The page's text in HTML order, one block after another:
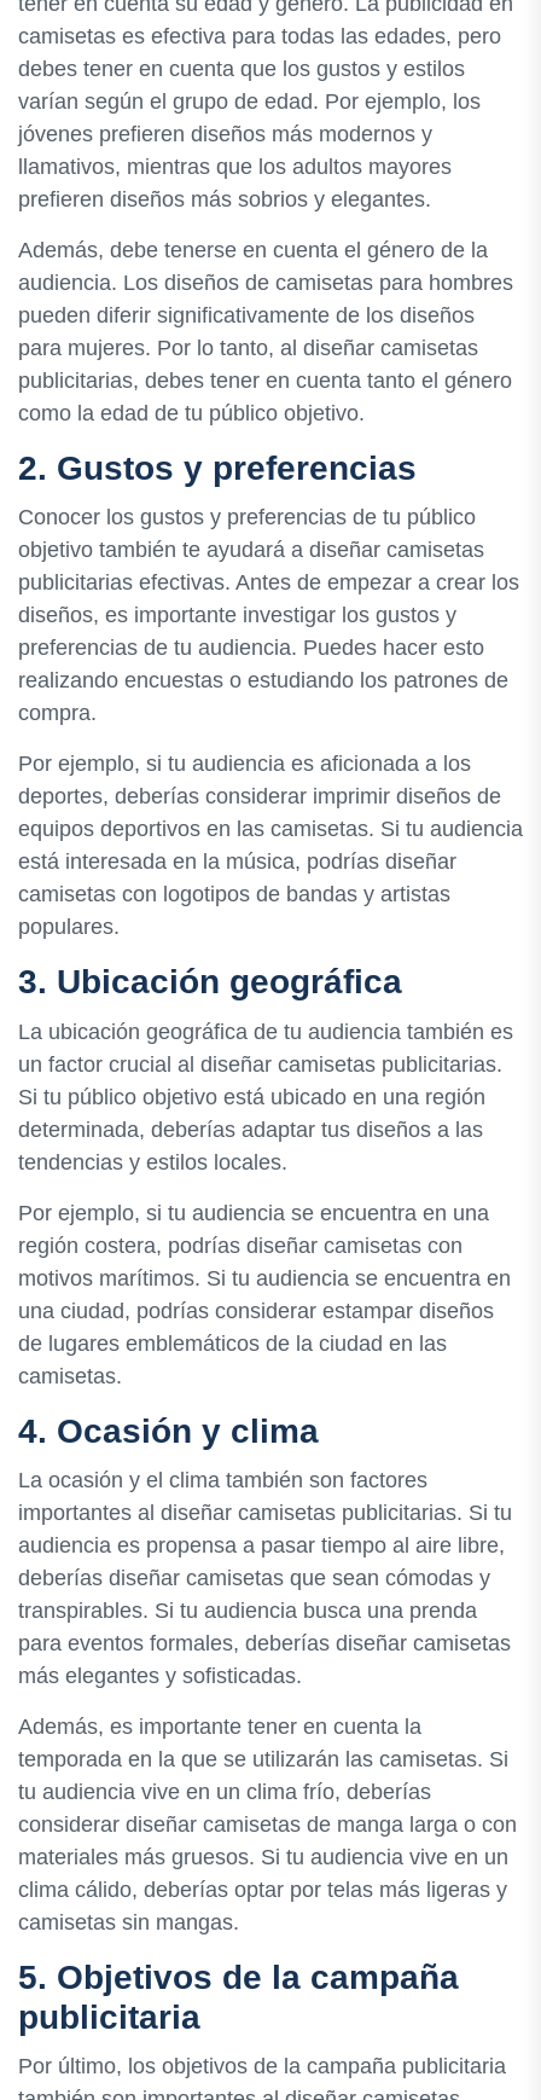
camisetas es efectiva para todas las edades, pero
debes tener en cuenta que los gustos y estilos
varían según el grupo de edad. Por ejemplo, los
jóvenes prefieren diseños más modernos y
llamativos, mientras que los adultos mayores
prefieren diseños más sobrios y elegantes.
Además, debe tenerse en cuenta el género de la
audiencia. Los diseños de camisetas para hombres
pueden diferir significativamente de los diseños
para mujeres. Por lo tanto, al diseñar camisetas
publicitarias, debes tener en cuenta tanto el género
como la edad de tu público objetivo.
2. Gustos y preferencias
Conocer los gustos y preferencias de tu público
objetivo también te ayudará a diseñar camisetas
publicitarias efectivas. Antes de empezar a crear los
diseños, es importante investigar los gustos y
preferencias de tu audiencia. Puedes hacer esto
realizando encuestas o estudiando los patrones de
compra.
Por ejemplo, si tu audiencia es aficionada a los
deportes, deberías considerar imprimir diseños de
equipos deportivos en las camisetas. Si tu audiencia
está interesada en la música, podrías diseñar
camisetas con logotipos de bandas y artistas
populares.
3. Ubicación geográfica
La ubicación geográfica de tu audiencia también es
un factor crucial al diseñar camisetas publicitarias.
Si tu público objetivo está ubicado en una región
determinada, deberías adaptar tus diseños a las
tendencias y estilos locales.
Por ejemplo, si tu audiencia se encuentra en una
región costera, podrías diseñar camisetas con
motivos marítimos. Si tu audiencia se encuentra en
una ciudad, podrías considerar estampar diseños
de lugares emblemáticos de la ciudad en las
camisetas.
4. Ocasión y clima
La ocasión y el clima también son factores
importantes al diseñar camisetas publicitarias. Si tu
audiencia es propensa a pasar tiempo al aire libre,
deberías diseñar camisetas que sean cómodas y
transpirables. Si tu audiencia busca una prenda
para eventos formales, deberías diseñar camisetas
más elegantes y sofisticadas.
Además, es importante tener en cuenta la
temporada en la que se utilizarán las camisetas. Si
tu audiencia vive en un clima frío, deberías
considerar diseñar camisetas de manga larga o con
materiales más gruesos. Si tu audiencia vive en un
clima cálido, deberías optar por telas más ligeras y
camisetas sin mangas.
5. Objetivos de la campaña
publicitaria
Por último, los objetivos de la campaña publicitaria